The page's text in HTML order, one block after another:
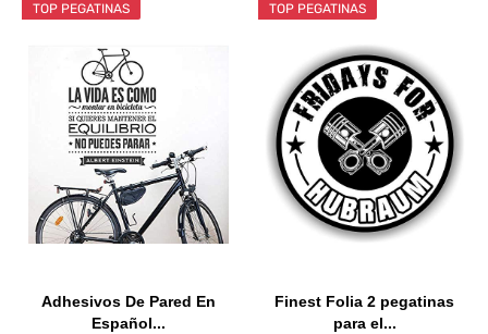
TOP PEGATINAS
Adhesivos De Pared En
Español...
TOP PEGATINAS
Finest Folia 2 pegatinas
para el...